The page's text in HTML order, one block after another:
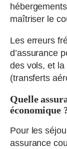
maîtriser le
Les erreurs
d’assurance
des vols, et
(transferts
Quelle
économique
Pour les
assurance